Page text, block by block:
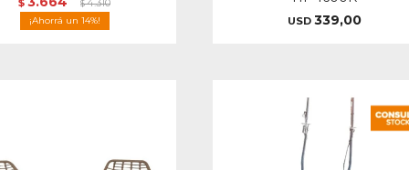
$ $4.310
14 USD 339,00